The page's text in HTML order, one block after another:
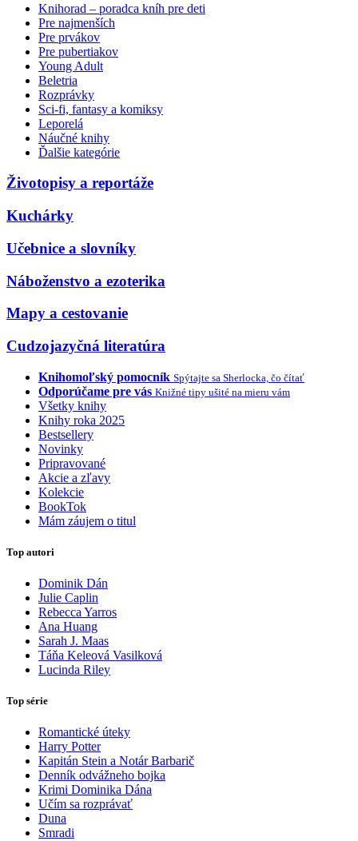
Knihorad – poradca kníh pre deti
Pre najmenších
Pre prvákov
Pre pubertiakov
Young Adult
Beletria
Rozprávky
Sci-fi, fantasy a komiksy
Leporelá
Náučné knihy
Ďalšie kategórie
Životopisy a reportáže
Kuchárky
Učebnice a slovníky
Náboženstvo a ezoterika
Mapy a cestovanie
Cudzojazyčná literatúra
Knihomoľský pomocník Spýtajte sa Sherlocka, čo čítať
Odporúčame pre vás Knižné tipy ušité na mieru vám
Všetky knihy
Knihy roka 2025
Bestsellery
Novinky
Pripravované
Akcie a zľavy
Kolekcie
BookTok
Mám záujem o titul
Top autori
Dominik Dán
Julie Caplin
Rebecca Yarros
Ana Huang
Sarah J. Maas
Táňa Keleová Vasilková
Lucinda Riley
Top série
Romantické úteky
Harry Potter
Kapitán Stein a Notár Barbarič
Denník odvážneho bojka
Krimi Dominika Dána
Učím sa rozprávať
Duna
Smradi